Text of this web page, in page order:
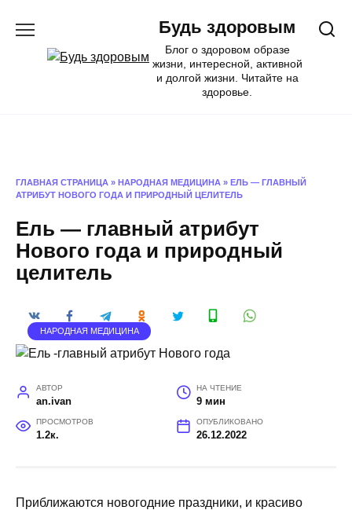
содержанию
Будь здоровым
Блог о здоровом образе
жизни, интересной, активной
и долгой жизни. Читайте на
здоровье.
ГЛАВНАЯ СТРАНИЦА » НАРОДНАЯ МЕДИЦИНА » ЕЛЬ — ГЛАВНЫЙ
АТРИБУТ НОВОГО ГОДА И ПРИРОДНЫЙ ЦЕЛИТЕЛЬ
Ель — главный атрибут
Нового года и природный
целитель
НАРОДНАЯ МЕДИЦИНА
АВТОР
an.ivan
НА ЧТЕНИЕ
9 мин
ПРОСМОТРОВ
1.2к.
ОПУБЛИКОВАНО
26.12.2022
Приближаются новогодние праздники, и красиво